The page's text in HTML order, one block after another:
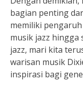
bagian penting
memiliki
musik jazz hingga
jazz, mari kita
warisan musik
inspirasi bagi